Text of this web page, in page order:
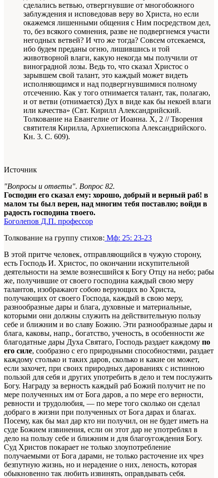
сделались ветвью, отвергнувшие от многобожного
заблуждения и исповедовав веру во Христа, но если
окажемся лишенными общения с Ним посредством дел,
то, без всякого сомнения, разве не подвергнемся участи
негодных ветвей? И что же тогда? Совсем отсекаемся,
ибо будем преданы огню, лишившись и той
животворной влаги, какую некогда мы получили от
виноградной лозы. Ведь то, что сказал Христос о
зарывшем свой талант, это каждый может видеть
исполняющимся и над подвергнувшимися полному
отсечению. Как у того отнимается талант, так, полагаю,
и от ветви (отнимается) Дух в виде как бы некоей влаги
или качества» (Свт. Кирилл Александрийский.
Толкование на Евангелие от Иоанна. X, 2 // Творения
святителя Кирилла, Архиепископа Александрийского.
Кн. 3. С. 609).
Источник
"Вопросы и ответы". Вопрос 82.
Господин его сказал ему: хорошо, добрый и верный раб! в
малом ты был верен, над многим тебя поставлю; войди в
радость господина твоего.
Боголепов Д.П. профессор
Толкование на группу стихов: Мф: 25: 23-23
В этой притче человек, отправляющийся в чужую сторону,
есть Господь И. Христос, по окончании искупительной
деятельности на земле вознесшийся к Богу Отцу на небо; рабы
же, получившие от своего господина каждый свою меру
талантов, изображают собою верующих во Христа,
получающих от своего Господа, каждый в свою меру,
разнообразные дары и блага, духовные и материальные,
которыми они должны служить на действительную пользу
себе и ближним и во славу Божию. Эти разнообразные дары и
блага, каковы, напр., богатство, ученость, в особенности же
благодатные дары Духа Святаго, Господь раздает каждому по
его силе, сообразно с его природными способностями, раздает
каждому столько и таких даров, сколько и какие он может,
если захочет, при своих природных дарованиях с истинною
пользой для себя и других употребить в дело и тем послужить
Богу. Награду за верность каждый раб Божий получит не по
мере полученных им от Бога даров, а по мере его верности,
ревности и трудолюбия, — по мере того сколько он сделал
добраго в жизни при полученных от Бога дарах и благах.
Посему, как бы мал дар кто ни получил, он не будет иметь на
суде Божием извинения, если он этот дар не употреблял в
дело на пользу себе и ближним и для благоугождения Богу.
Суд Христов покарает не только злоупотребление
получаемыми от Бога дарами, не только расточение их чрез
безпутную жизнь, но и нерадение о них, леность, которая
обыкновенно так любить извинять, оправдывать себя.